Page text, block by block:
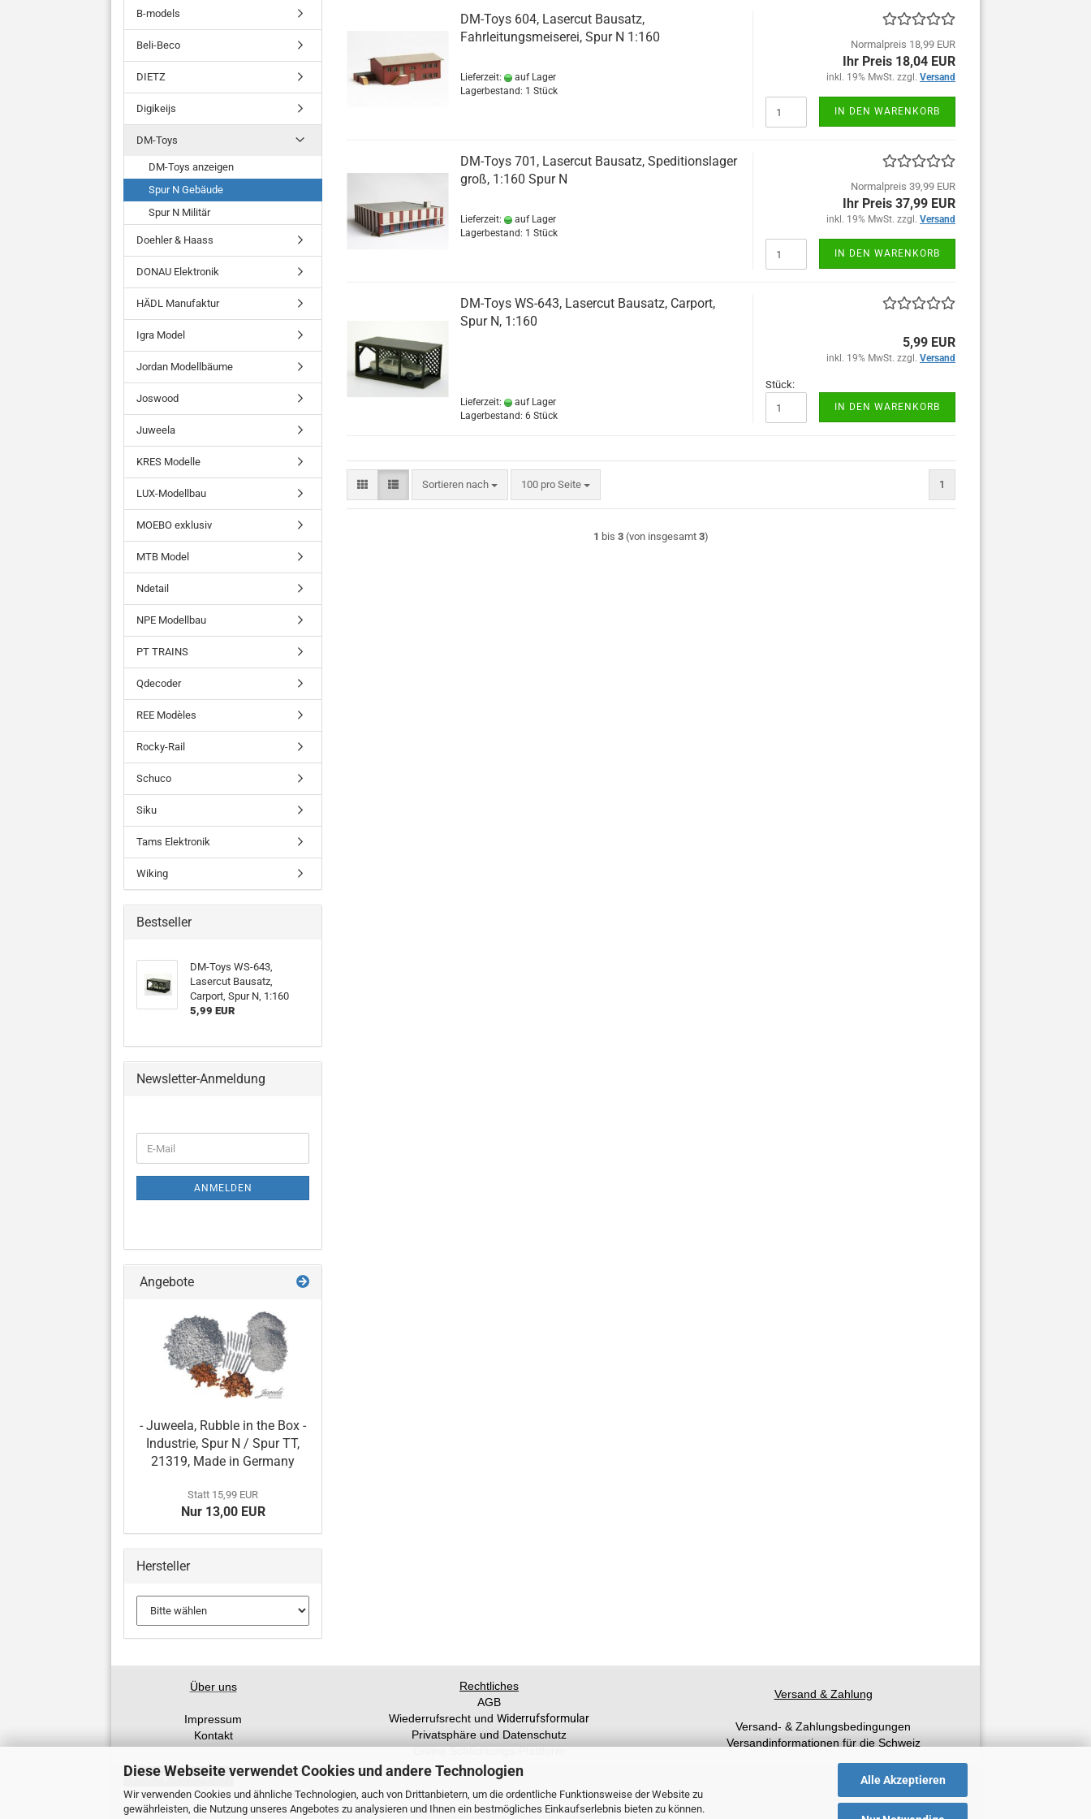
Diese Webseite verwendet Cookies und andere Technologien
Wir verwenden Cookies und ähnliche Technologien, auch von Drittanbietern, um die ordentliche Funktionsweise der Website zu
gewährleisten, die Nutzung unseres Angebotes zu analysieren und Ihnen ein bestmögliches Einkaufserlebnis bieten zu können.
Alle Akzeptieren
DM-Toys 604, Lasercut Bausatz,
Fahrleitungsmeiserei, Spur N 1:160
Lieferzeit:
auf Lager
Lagerbestand: 1 Stück
Normalpreis 18,99 EUR
Ihr Preis 18,04 EUR
inkl. 19% MwSt. zzgl. Versand
IN DEN WARENKORB
DM-Toys 701, Lasercut Bausatz, Speditionslager
groß, 1:160 Spur N
Lieferzeit:
auf Lager
Lagerbestand: 1 Stück
Normalpreis 39,99 EUR
Ihr Preis 37,99 EUR
inkl. 19% MwSt. zzgl. Versand
IN DEN WARENKORB
DM-Toys WS-643, Lasercut Bausatz, Carport,
Spur N, 1:160
Lieferzeit:
auf Lager
Lagerbestand: 6 Stück
5,99 EUR
inkl. 19% MwSt. zzgl. Versand
Stück:
IN DEN WARENKORB
Sortieren nach
Sortieren nach 100 pro Seite
pro Seite 1
1 bis 3 (von insgesamt 3)
B-models
Beli-Beco
DIETZ
Digikeijs
DM-Toys
DM-Toys anzeigen
Spur N Gebäude
Spur N Militär
Doehler & Haass
DONAU Elektronik
HÄDL Manufaktur
Igra Model
Jordan Modellbäume
Joswood
Juweela
KRES Modelle
LUX-Modellbau
MOEBO exklusiv
MTB Model
Ndetail
NPE Modellbau
PT TRAINS
Qdecoder
REE Modèles
Rocky-Rail
Schuco
Siku
Tams Elektronik
Wiking
Bestseller
DM-Toys WS-643,
Lasercut Bausatz,
Carport, Spur N, 1:160
5,99 EUR
Newsletter-Anmeldung
ZUR
ANMELDUNG
E-
Mail
ANMELDEN
Angebote
- Juweela, Rubble in the Box -
Industrie, Spur N / Spur TT,
21319, Made in Germany
Statt 15,99 EUR
Nur 13,00 EUR
Hersteller
Über uns
Impressum
Kontakt
Rechtliches
AGB
Wiederrufsrecht und Widerrufsformular
Privatsphäre und Datenschutz
Online Schlichtungs-Plattform
Versand & Zahlung
Versand- & Zahlungsbedingungen
Versandinformationen für die Schweiz
Vertrag widerrufen